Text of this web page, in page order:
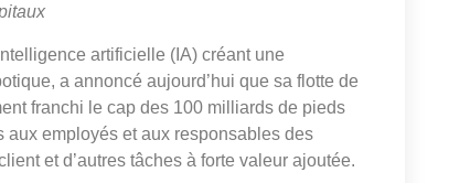
artificielle (IA) créant une
a annoncé aujourd’hui que sa flotte de
franchi le cap des 100 milliards de pieds
aux employés et aux responsables des
et d’autres tâches à forte valeur ajoutée.